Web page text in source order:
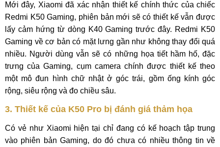
Mới đây, Xiaomi đã xác nhận thiết kế chính thức của chiếc
Redmi K50 Gaming, phiên bản mới sẽ có thiết kế vẫn được
lấy cảm hứng từ dòng K40 Gaming trước đây. Redmi K50
Gaming về cơ bản có mặt lưng gần như không thay đổi quá
nhiều. Người dùng vẫn sẽ có những họa tiết hầm hố, đặc
trưng của Gaming, cụm camera chính được thiết kế theo
một mô đun hình chữ nhật ở góc trái, gồm ống kính góc
rộng, siêu rộng và đo chiều sâu.
3. Thiết kế của K50 Pro bị đánh giá thảm họa
Có vẻ như Xiaomi hiện tại chỉ đang có kế hoạch tập trung
vào phiên bản Gaming, do đó chưa có nhiều thông tin về